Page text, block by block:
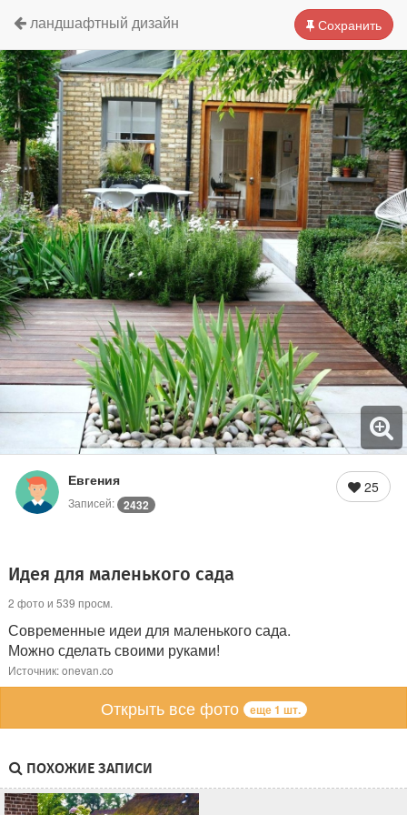
Сохранить
ландшафтный дизайн
Евгения
Записей: 2432
25
Идея для маленького сада
2 фото и 539 просм.
Современные идеи для маленького сада.
Можно сделать своими руками!
Источник: onevan.co
Открыть все фото еще 1 шт.
ПОХОЖИЕ ЗАПИСИ